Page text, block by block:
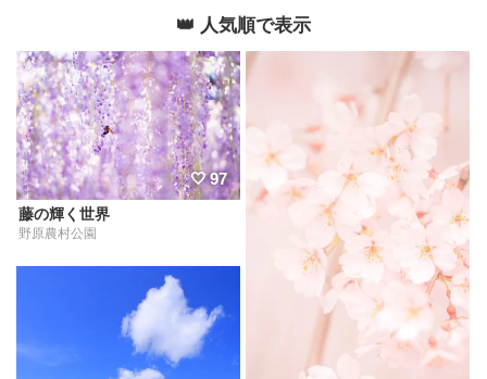
👑 人気順で表示
97
藤の輝く世界
野原農村公園